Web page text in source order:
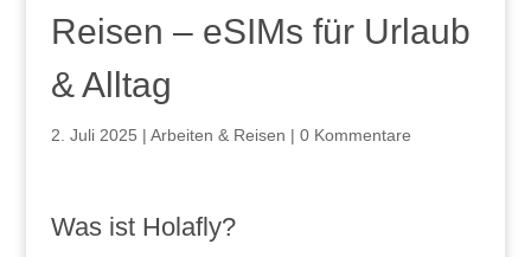
Reisen – eSIMs für Urlaub
& Alltag
2. Juli 2025 | Arbeiten & Reisen | 0 Kommentare
Was ist Holafly?